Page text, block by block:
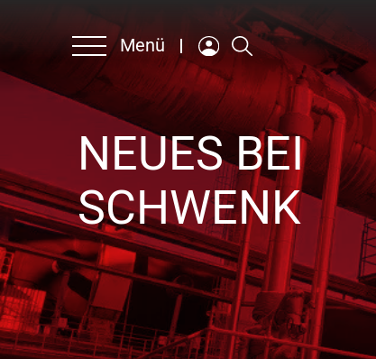
Unternehmen
Produkte & Lösungen
Nachhaltigkeit
Ansprechpartner
Karriere
Englisch
Menü
NEUES BEI
SCHWENK